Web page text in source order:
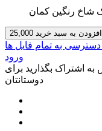
شاخ رنگین کمان
– افزودن به سبد خرید
به تمام فایل ها
ورود
اشتراک بگذارید برای
دوستانتان